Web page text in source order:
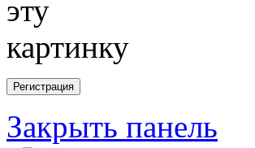
Закрыть панель